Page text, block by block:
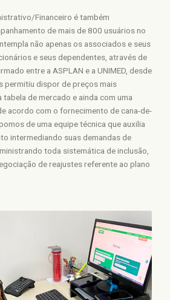
Financeiro é também
de mais de 800 usuários no
não apenas os associados e seus
e seus dependentes, através de
entre a ASPLAN e a UNIMED, desde
permitiu dispor de preços mais
tabela de mercado e ainda com uma
acordo com o fornecimento de cana-de-
de uma equipe técnica que auxilia
intermediando suas demandas de
toda sistemática de inclusão,
de reajustes referente ao plano